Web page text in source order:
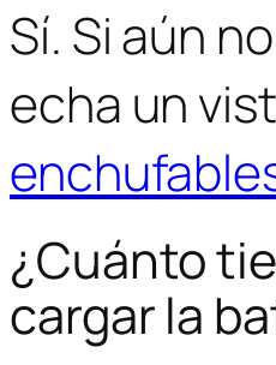
Sí. Si aún
echa un
¿Cuánto
cargar la